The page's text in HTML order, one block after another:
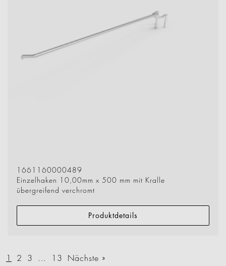
1661160000489
Einzelhaken 10,00mm x 500 mm mit Kralle
übergreifend verchromt
Produktdetails
1 2 3 … 13 Nächste »